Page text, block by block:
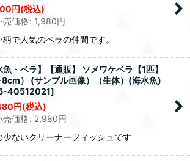
円(税込)
売価格: 1,980円
で人気のベラの仲間です。
魚・ベラ】【通販】 ソメワケベラ【1匹】
8cm） (サンプル画像）（生体）(海水魚)
40512021]
円(税込)
売価格: 2,980円
少ないクリーナーフィッシュです